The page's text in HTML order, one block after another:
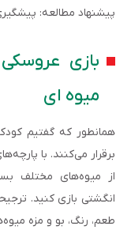
پیشنهاد مطالعه:
بازی
میوه ای
همانطور که گفتیم
برقرار می‌کنند. با
از میوه‌های مختلف
انگشتی بازی کنید.
طعم، رنگ، بو و مزه